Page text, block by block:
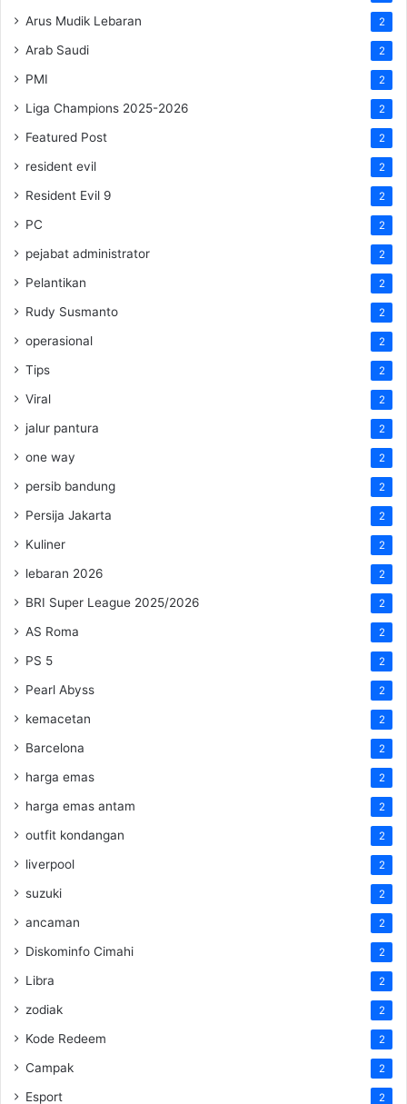
Arus Mudik Lebaran 2
Arab Saudi 2
PMI 2
Liga Champions 2025-2026 2
Featured Post 2
resident evil 2
Resident Evil 9 2
PC 2
pejabat administrator 2
Pelantikan 2
Rudy Susmanto 2
operasional 2
Tips 2
Viral 2
jalur pantura 2
one way 2
persib bandung 2
Persija Jakarta 2
Kuliner 2
lebaran 2026 2
BRI Super League 2025/2026 2
AS Roma 2
PS 5 2
Pearl Abyss 2
kemacetan 2
Barcelona 2
harga emas 2
harga emas antam 2
outfit kondangan 2
liverpool 2
suzuki 2
ancaman 2
Diskominfo Cimahi 2
Libra 2
zodiak 2
Kode Redeem 2
Campak 2
Esport 2